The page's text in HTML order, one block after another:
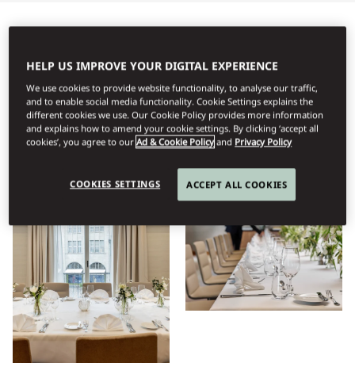
Προβολή
HELP US IMPROVE YOUR DIGITAL EXPERIENCE
We use cookies to provide website functionality, to analyse our traffic,
and to enable social media functionality. Cookie Settings explains the
different cookies we use. Our Cookie Policy provides more information
and explains how to amend your cookie settings. By clicking ‘accept all
cookies’, you agree to ourAd & Cookie Policy and Privacy Policy
COOKIES SETTINGS ACCEPT ALL COOKIES